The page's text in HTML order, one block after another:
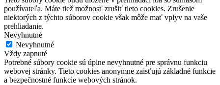
používateľa. Máte tiež možnosť zrušiť tieto cookies. Zrušenie
niektorých z týchto súborov cookie však môže mať vplyv na vaše
prehliadanie.
Nevyhnutné
Nevyhnutné
Vždy zapnuté
Potrebné súbory cookie sú úplne nevyhnutné pre správnu funkciu
webovej stránky. Tieto cookies anonymne zaisťujú základné funkcie
a bezpečnostné funkcie webových stránok.